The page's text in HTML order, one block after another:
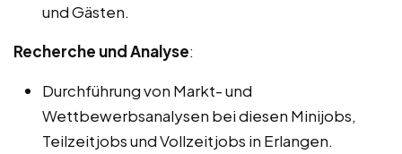
und Gästen.
Recherche und Analyse:
Durchführung von Markt- und
Wettbewerbsanalysen bei diesen Minijobs,
Teilzeitjobs und Vollzeitjobs in Erlangen.